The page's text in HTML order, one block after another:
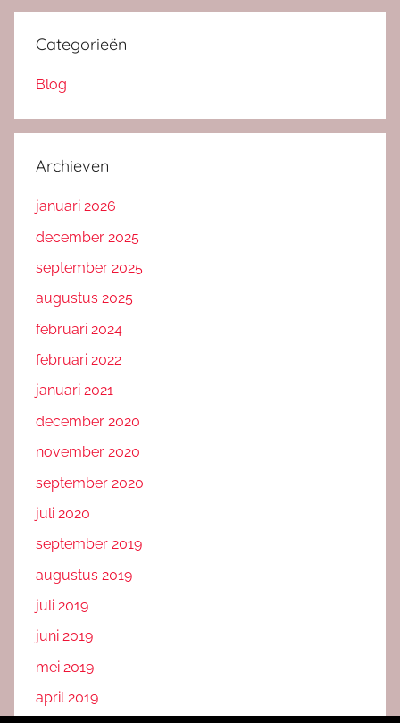
Categorieën
Blog
Archieven
januari 2026
december 2025
september 2025
augustus 2025
februari 2024
februari 2022
januari 2021
december 2020
november 2020
september 2020
juli 2020
september 2019
augustus 2019
juli 2019
juni 2019
mei 2019
april 2019